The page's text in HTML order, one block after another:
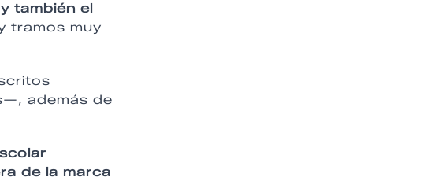
también el
tramos muy
además de
de la marca